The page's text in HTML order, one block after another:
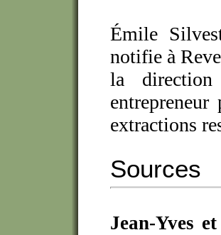
Émile
notifie à
la
extractions
Sources
Jean-Yves